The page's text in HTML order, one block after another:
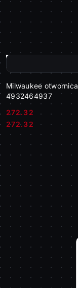
Milwaukee
4932464937
Cena:
272.32
Cena:
272.32